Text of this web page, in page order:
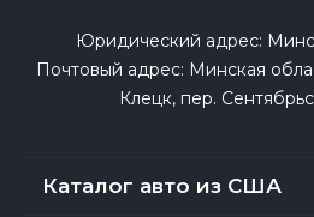
Юридический адрес:
Почтовый адрес: Минская
Клецк, пер.
Каталог авто из США